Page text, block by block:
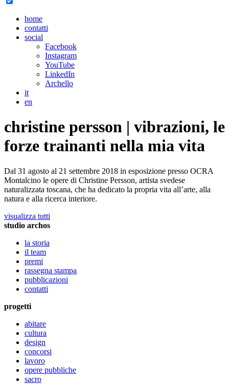
home
contatti
social
Facebook
Instagram
YouTube
LinkedIn
Archello
it
en
christine persson | vibrazioni, le
forze trainanti nella mia vita
Dal 31 agosto al 21 settembre 2018 in esposizione presso OCRA
Montalcino le opere di Christine Persson, artista svedese
naturalizzata toscana, che ha dedicato la propria vita all’arte, alla
natura e alla ricerca interiore.
visualizza tutti
studio archos
la storia
il team
premi
rassegna stampa
pubblicazioni
contatti
progetti
abitare
cultura
design
concorsi
lavoro
opere pubbliche
sacro